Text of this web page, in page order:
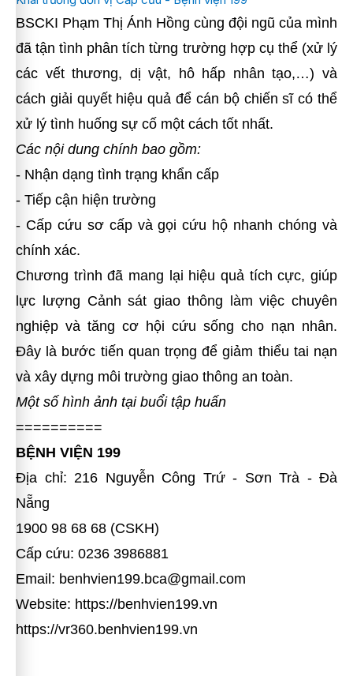
BSCKI Phạm Thị Ánh Hồng cùng đội ngũ của mình
đã tận tình phân tích từng trường hợp cụ thể (xử lý
các vết thương, dị vật, hô hấp nhân tạo,…) và
cách giải quyết hiệu quả để cán bộ chiến sĩ có thể
xử lý tình huống sự cố một cách tốt nhất.
Các nội dung chính bao gồm:
- Nhận dạng tình trạng khẩn cấp
- Tiếp cận hiện trường
- Cấp cứu sơ cấp và gọi cứu hộ nhanh chóng và
chính xác.
Chương trình đã mang lại hiệu quả tích cực, giúp
lực lượng Cảnh sát giao thông làm việc chuyên
nghiệp và tăng cơ hội cứu sống cho nạn nhân.
Đây là bước tiến quan trọng để giảm thiểu tai nạn
và xây dựng môi trường giao thông an toàn.
Một số hình ảnh tại buổi tập huấn
==========
BỆNH VIỆN 199
Địa chỉ: 216 Nguyễn Công Trứ - Sơn Trà - Đà
Nẵng
1900 98 68 68 (CSKH)
Cấp cứu: 0236 3986881
Email: benhvien199.bca@gmail.com
Website: https://benhvien199.vn
https://vr360.benhvien199.vn